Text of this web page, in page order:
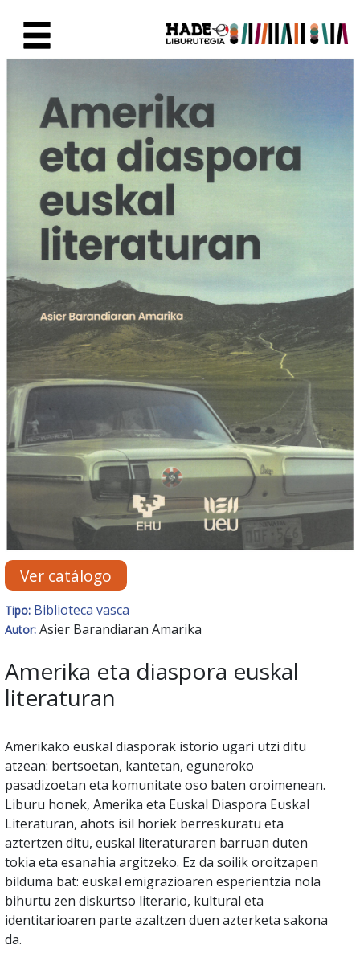
Ficha de Novedades -
Ver catálogo
Tipo: Biblioteca vasca
Autor: Asier Barandiaran Amarika
Amerika eta diaspora euskal
literaturan
Amerikako euskal diasporak istorio ugari utzi ditu
atzean: bertsoetan, kantetan, eguneroko
pasadizoetan eta komunitate oso baten oroimenean.
Liburu honek, Amerika eta Euskal Diaspora Euskal
Literaturan, ahots isil horiek berreskuratu eta
aztertzen ditu, euskal literaturaren barruan duten
tokia eta esanahia argitzeko. Ez da soilik oroitzapen
bilduma bat: euskal emigrazioaren esperientzia nola
bihurtu zen diskurtso literario, kultural eta
identitarioaren parte azaltzen duen azterketa sakona
da.